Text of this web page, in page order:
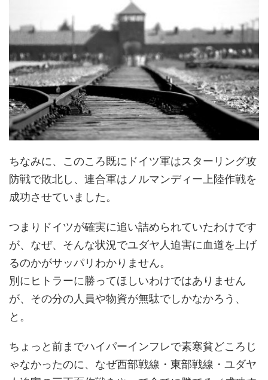
ちなみに、このころ既にドイツ軍はスターリング攻
防戦で敗北し、連合軍はノルマンディー上陸作戦を
成功させていました。
つまりドイツが確実に追い詰められていたわけです
が、なぜ、そんな状況でユダヤ人迫害に血道を上げ
るのかがサッパリわかりません。
別にヒトラーに勝ってほしいわけではありません
が、その分の人員や物資が無駄でしかなかろう、
と。
ちょっと前までハイパーインフレで素寒貧どころじ
ゃなかったのに、なぜ西部戦線・東部戦線・ユダヤ